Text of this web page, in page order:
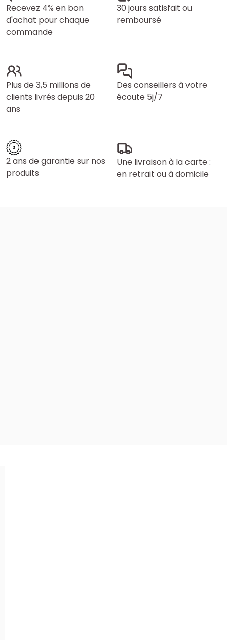
Recevez 4% en bon
d'achat pour chaque
commande
30 jours satisfait ou
remboursé
Plus de 3,5 millions de
clients livrés depuis 20
ans
Des conseillers à votre
écoute 5j/7
2 ans de garantie sur nos
produits
Une livraison à la carte :
en retrait ou à domicile